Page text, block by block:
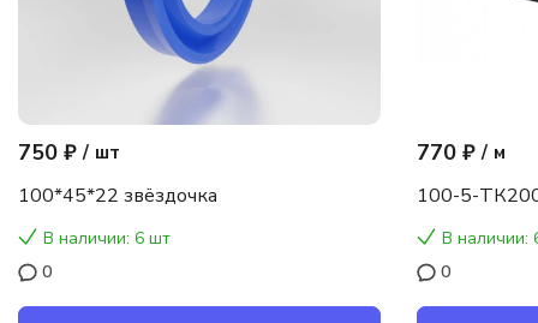
750 ₽ / шт
100*45*22 звёздочка
В наличии: 6 шт
0
770 ₽ / м
100-5-
В наличии:
0